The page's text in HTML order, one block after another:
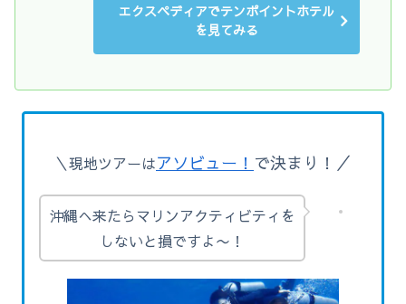
エクスペディアでテンポイントホテル
を見てみる
＼現地ツアーはアソビュー！ で決まり！／
沖縄へ来たらマリンアクティビティを
しないと損ですよ〜！